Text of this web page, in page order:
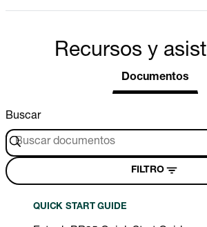
Recursos y
Documentos
Buscar
FILTRO
QUICK START GUIDE